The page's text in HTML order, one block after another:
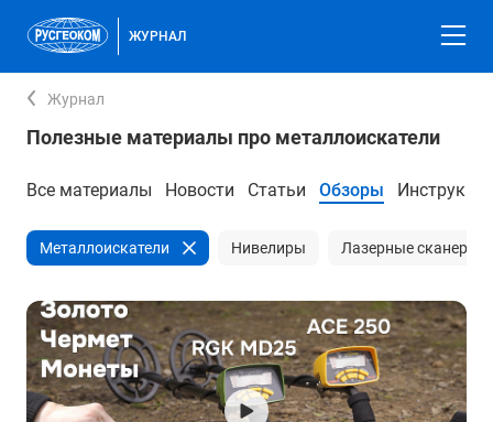
ЖУРНАЛ
Журнал
Полезные материалы про металлоискатели
Все материалы Новости Статьи Обзоры
Металлоискатели Нивелиры Лазерные сканеры